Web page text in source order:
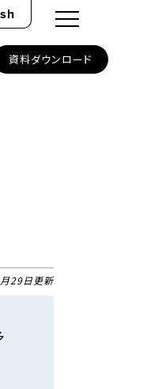
資料ダウンロード
29日更新